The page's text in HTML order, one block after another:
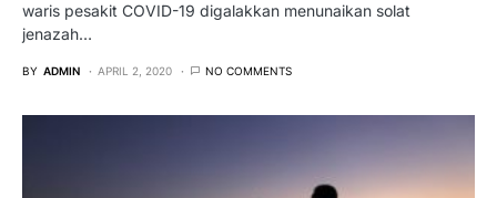
waris pesakit COVID-19 digalakkan menunaikan solat
jenazah…
BY ADMIN APRIL 2, 2020 NO COMMENTS